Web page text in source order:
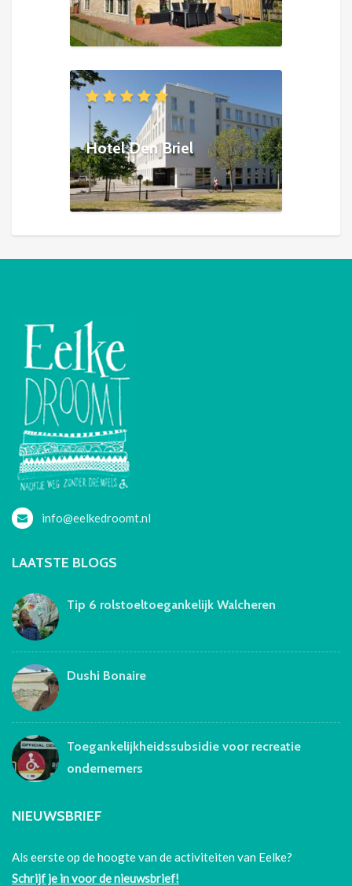
Hotel Den Briel
info@eelkedroomt.nl
LAATSTE BLOGS
Tip 6 rolstoeltoegankelijk Walcheren
Dushi Bonaire
Toegankelijkheidssubsidie voor recreatie
ondernemers
NIEUWSBRIEF
Als eerste op de hoogte van de activiteiten van Eelke?
Schrijf je in voor de nieuwsbrief!